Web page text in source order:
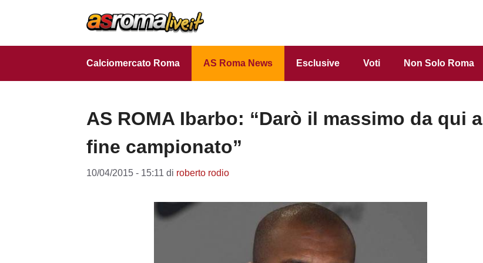
Calciomercato Roma AS Roma News Esclusive Voti Non Solo Roma
AS ROMA Ibarbo: “Darò il massimo da qui a
fine campionato”
10/04/2015 - 15:11 di roberto rodio